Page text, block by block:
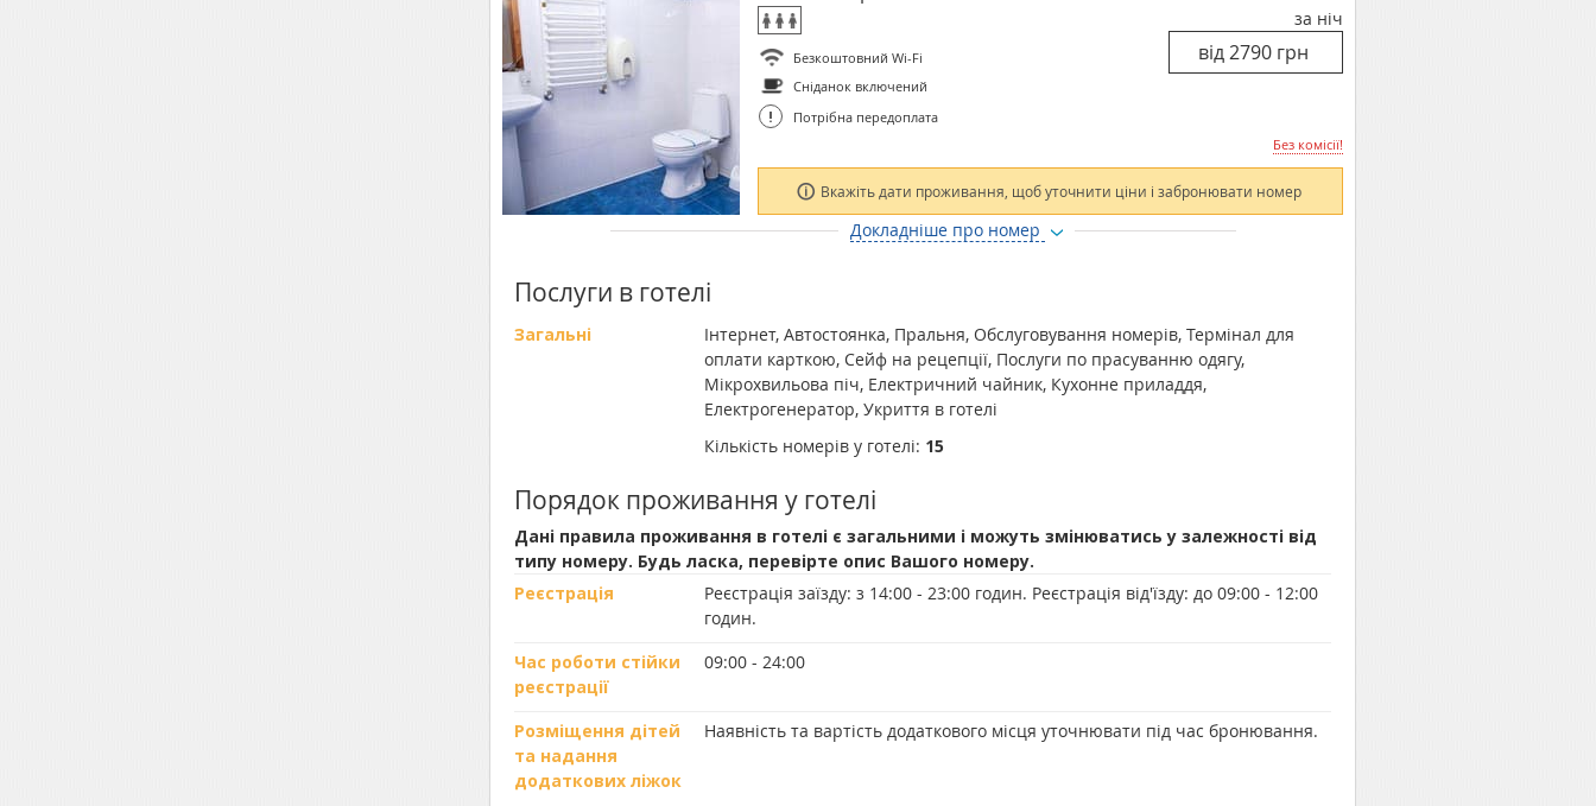
Безкоштовний Wi-Fi
Сніданок включений
! Потрібна передоплата
за ніч
Без комісії!
Вкажіть дати проживання, щоб уточнити ціни і забронювати номер
Докладніше про номер
Послуги в готелі
Загальні
Інтернет, Автостоянка, Пральня, Обслуговування номерів, Термінал для
оплати карткою, Сейф на рецепції, Послуги по прасуванню одягу,
Мікрохвильова піч, Електричний чайник, Кухонне приладдя,
Електрогенератор, Укриття в готелі
Кількість номерів у готелі: 15
Порядок проживання у готелі
Дані правила проживання в готелі є загальними і можуть змінюватись у залежності від
типу номеру. Будь ласка, перевірте опис Вашого номеру.
Реєстрація
Реєстрація заїзду: з 14:00 - 23:00 годин. Реєстрація від'їзду: до 09:00 - 12:00
годин.
Час роботи стійки
реєстрації
09:00 - 24:00
Розміщення дітей
та надання
додаткових ліжок
Наявність та вартість додаткового місця уточнювати під час бронювання.